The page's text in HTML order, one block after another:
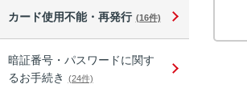
カード使用不能・再発行 (16件)
暗証番号・パスワードに関す
るお手続き
(24件)